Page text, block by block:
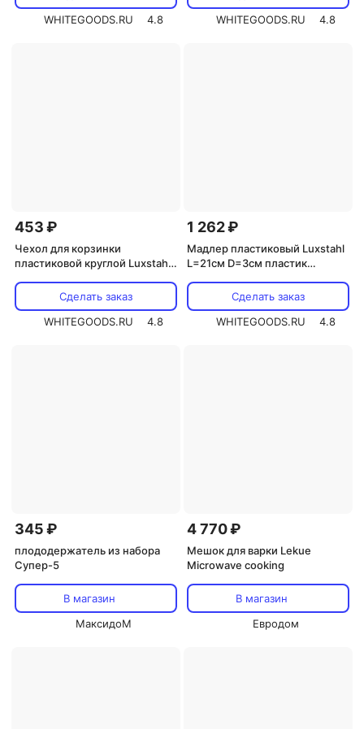
178083
WHITEGOODS.RU
4.8
WHITEGOODS.RU
4.8
453 ₽
Чехол для корзинки
пластиковой круглой Luxstahl
Сделать заказ
WHITEGOODS.RU
4.8
1 262 ₽
Мадлер пластиковый Luxstahl
L=21см D=3см пластик
Сделать заказ
WHITEGOODS.RU
4.8
345 ₽
плододержатель из набора
Супер-5
В магазин
МаксидоМ
4 770 ₽
Мешок для варки Lekue
Microwave cooking
В магазин
Евродом